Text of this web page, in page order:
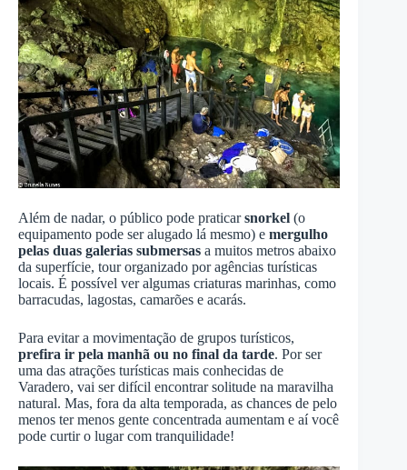
Além de nadar, o público pode praticarsnorkel (o
equipamento pode ser alugado lá mesmo) e mergulho
pelas duas galerias submersas a muitos metros abaixo
da superfície, tour organizado por agências turísticas
locais. É possível ver algumas criaturas marinhas, como
barracudas, lagostas, camarões e acarás.
Para evitar a movimentação de grupos turísticos,
prefira ir pela manhã ou no final da tarde. Por ser
uma das atrações turísticas mais conhecidas de
Varadero, vai ser difícil encontrar solitude na maravilha
natural. Mas, fora da alta temporada, as chances de pelo
menos ter menos gente concentrada aumentam e aí você
pode curtir o lugar com tranquilidade!